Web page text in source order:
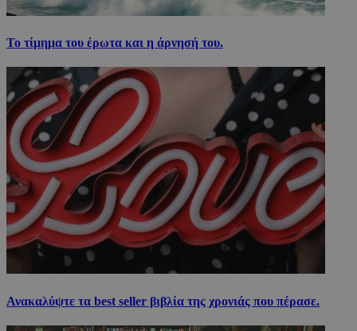
Το τίμημα του έρωτα και η άρνησή του.
Ανακαλύψτε τα best seller βιβλία της χρονιάς που πέρασε.